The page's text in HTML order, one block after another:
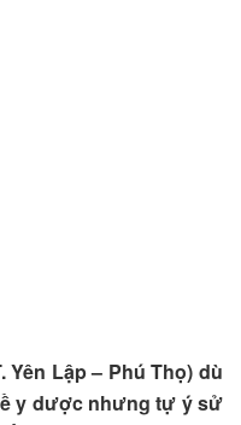
Yên Lập – Phú Thọ) dù
y dược nhưng tự ý sử